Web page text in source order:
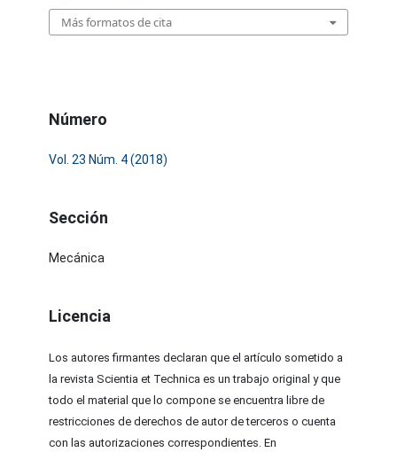
Más formatos de cita
Número
Vol. 23 Núm. 4 (2018)
Sección
Mecánica
Licencia
Los autores firmantes declaran que el artículo sometido a
la revista Scientia et Technica es un trabajo original y que
todo el material que lo compone se encuentra libre de
restricciones de derechos de autor de terceros o cuenta
con las autorizaciones correspondientes. En